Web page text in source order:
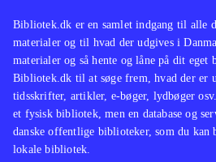
Bibliotek.dk er en samlet indgang til alle
materialer og til hvad der udgives i
materialer og så hente og låne på dit
Bibliotek.dk til at søge frem, hvad der er
tidsskrifter, artikler, e-bøger, lydbøger
et fysisk bibliotek, men en database og
danske offentlige biblioteker, som du
lokale bibliotek.